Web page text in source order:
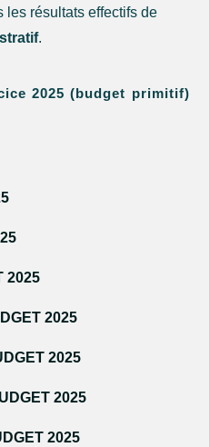
les résultats effectifs de
.
2025 (budget primitif)
2025
2025
2025
2025
2025